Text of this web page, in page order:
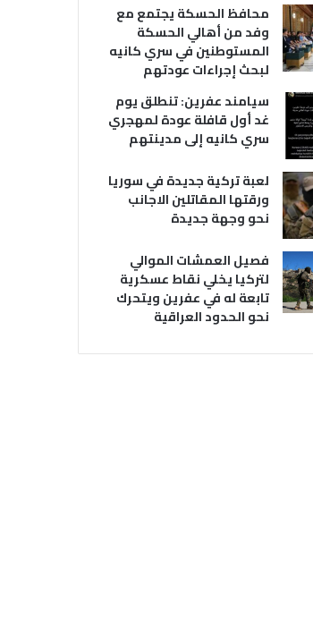
محافظ الحسكة يجتمع مع
وفد من أهالي الحسكة
المستوطنين في سري كانيه
لبحث إجراءات عودتهم
سيامند عفرين: تنطلق يوم
غد أول قافلة عودة لمهجري
سري كانيه إلى مدينتهم
لعبة تركية جديدة في سوريا
ورقتها المقاتلين الاجانب
نحو وجهة جديدة
فصيل العمشات الموالي
لتركيا يخلي نقاط عسكرية
تابعة له في عفرين ويتحرك
نحو الحدود العراقية